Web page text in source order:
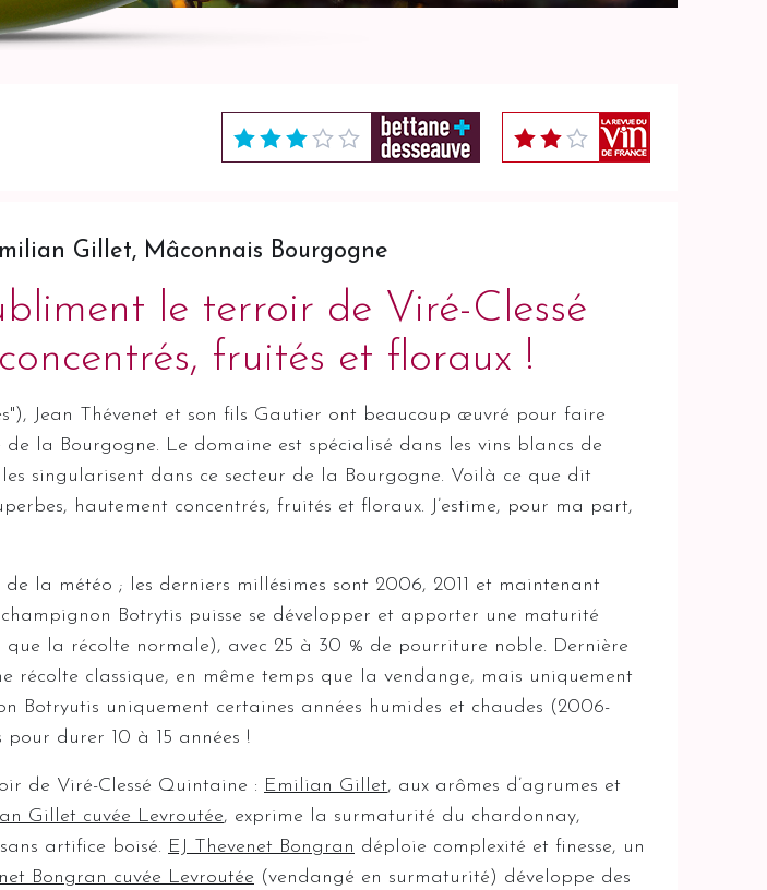
Gillet, Mâconnais Bourgogne
le terroir de Viré-Clessé
fruités et floraux !
Jean Thévenet et son fils Gautier ont beaucoup œuvré pour faire
la Bourgogne. Le domaine est spécialisé dans les vins blancs de
singularisent dans ce secteur de la Bourgogne. Voilà ce que dit
hautement concentrés, fruités et floraux. J’estime, pour ma part,
la météo ; les derniers millésimes sont 2006, 2011 et maintenant
Botrytis puisse se développer et apporter une maturité
la récolte normale), avec 25 à 30 % de pourriture noble. Dernière
récolte classique, en même temps que la vendange, mais uniquement
Botryutis uniquement certaines années humides et chaudes (2006-
pour durer 10 à 15 années !
de Viré-Clessé Quintaine : Emilian Gillet, aux arômes d’agrumes et
Gillet cuvée Levroutée, exprime la surmaturité du chardonnay,
artifice boisé. EJ Thevenet Bongran déploie complexité et finesse, un
Bongran cuvée Levroutée (vendangé en surmaturité) développe des